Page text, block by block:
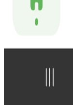
10.10.2025|Tienda
Ecommerce MG
Correcciones y